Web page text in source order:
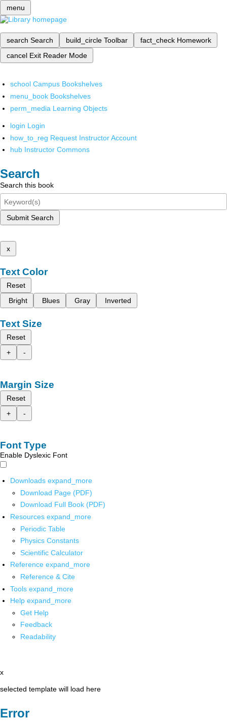
menu
search Search build_circle Toolbar fact_check Homework
cancel Exit Reader Mode
school Campus Bookshelves
menu_book Bookshelves
perm_media Learning Objects
login Login
how_to_reg Request Instructor Account
hub Instructor Commons
Search
Search this book
Submit Search
x
Text Color
Reset
Bright
Blues Gray Inverted
Text Size
Reset
+
-
Margin Size
Reset
+
-
Font Type
Enable Dyslexic Font
Downloads expand_more
Download Page (PDF)
Download Full Book (PDF)
Resources expand_more
Periodic Table
Physics Constants
Scientific Calculator
Reference expand_more
Reference & Cite
Tools expand_more
Help expand_more
Get Help
Feedback
Readability
x
selected template will load here
Error